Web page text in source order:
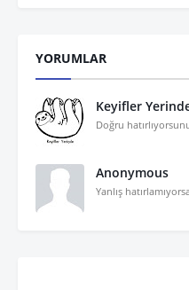
YORUMLAR
Keyifler
Doğru
Anonymous
Yanlış